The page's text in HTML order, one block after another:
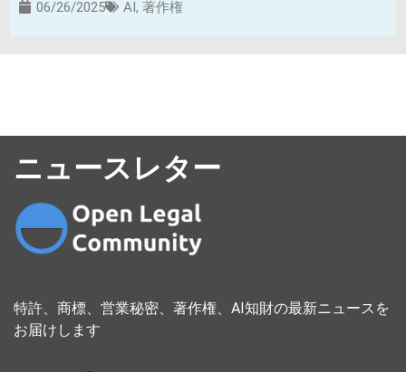
06/26/2025 AI, 著作権
ニュースレター
特許、商標、営業秘密、著作権、AI知財の最新ニュースを
お届けします